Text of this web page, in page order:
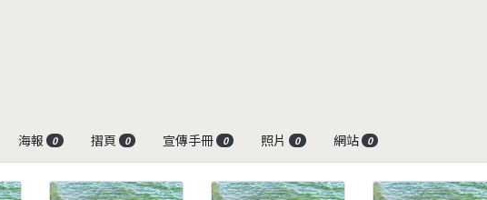
海報 0 摺頁 0 宣傳手冊 0 照片 0 網站 0